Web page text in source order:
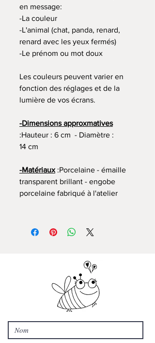
en message:
-La couleur
-L'animal (chat, panda, renard,
renard avec les yeux fermés)
-Le prénom ou mot doux
Les couleurs peuvent varier en
fonction des réglages et de la
lumière de vos écrans.
-Dimensions approxmatives
:Hauteur : 6 cm - Diamètre :
14 cm
-Matériaux:Porcelaine - émaille
transparent brillant - engobe
porcelaine fabriqué à l'atelier